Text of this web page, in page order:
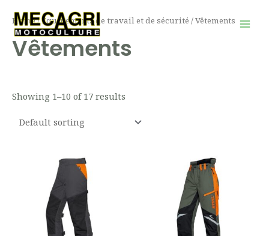
contenu
Home/Équipements de travail et de sécurité / Vêtements
Vêtements
Showing 1–10 of 17 results